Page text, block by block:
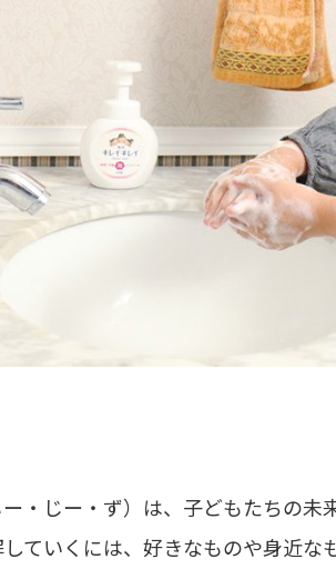
・じー・ず）は、子どもたちの
ていくには、好きなものや身近